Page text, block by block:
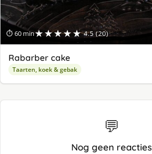
⏱ 60 min★★★★★ 4.5 (20)
Rabarber cake
Taarten, koek & gebak
💬
Nog geen reacties